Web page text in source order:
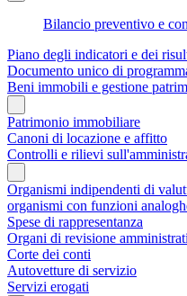
Bilancio preventivo e
Piano degli indicatori e dei
Documento unico di
Beni immobili e gestione
Patrimonio immobiliare
Canoni di locazione e affitto
Controlli e rilievi
Organismi indipendenti di
organismi con funzioni
Spese di rappresentanza
Organi di revisione
Corte dei conti
Autovetture di servizio
Servizi erogati